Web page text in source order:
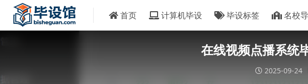
首页 计算机毕设 毕设标签 名校
在线视频点播系统
2025-09-24